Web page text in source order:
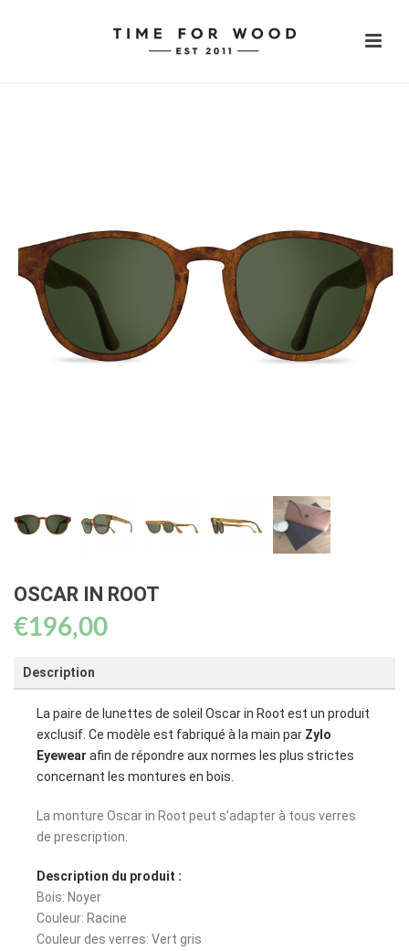
OSCAR IN ROOT
€196,00
Description
La paire de lunettes de soleil Oscar in Root est un produit
exclusif. Ce modèle est fabriqué à la main par Zylo
Eyewear afin de répondre aux normes les plus strictes
concernant les montures en bois.
La monture Oscar in Root peut s’adapter à tous verres
de prescription.
Description du produit :
Bois: Noyer
Couleur: Racine
Couleur des verres: Vert gris